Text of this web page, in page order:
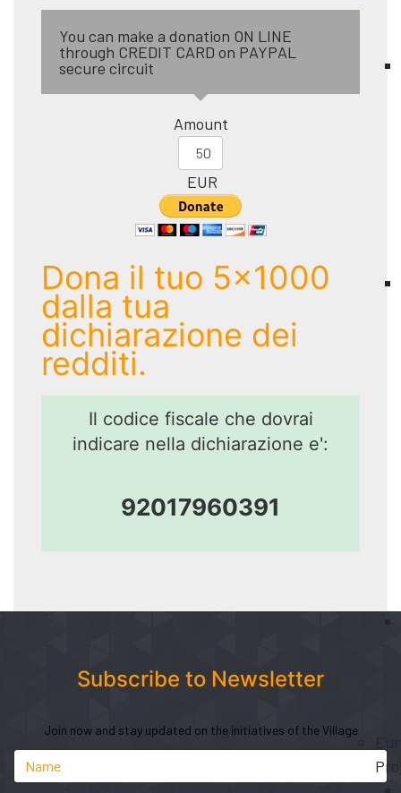
You can make a donation ON LINE
through CREDIT CARD on PAYPAL
secure circuit
Amount
EUR
Dona il tuo 5x1000
dalla tua
dichiarazione dei
redditi.
Il codice fiscale che dovrai
indicare nella dichiarazione e':
92017960391
Subscribe to Newsletter
Join now and stay updated on the initiatives of the Village